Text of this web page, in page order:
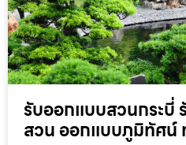
รับออกแบบสวนกระบี่
สวน ออกแบบภูมิทัศน์